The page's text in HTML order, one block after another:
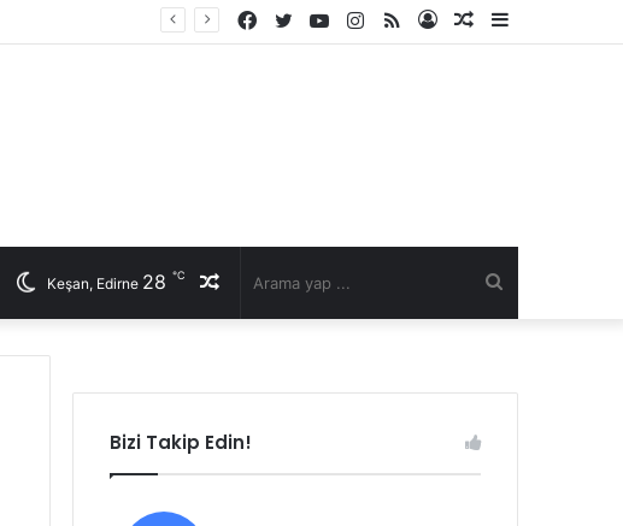
Kenar
Rastgele
Kayıt
RSS
Instagram
YouTube
Twitter
Facebook
Rastgele
Keşan, Edirne 28 ℃
Bizi Takip Edin!